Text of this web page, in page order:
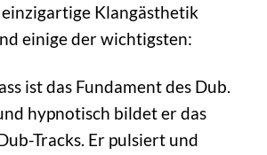
Klangästhetik
einige der wichtigsten:
ist das Fundament des Dub.
hypnotisch bildet er das
Tracks. Er pulsiert und